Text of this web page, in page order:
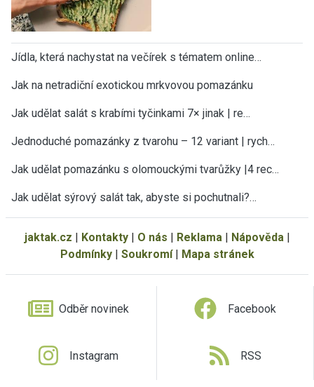
Jídla, která nachystat na večírek s tématem online…
Jak na netradiční exotickou mrkvovou pomazánku
Jak udělat salát s krabími tyčinkami 7× jinak | re…
Jednoduché pomazánky z tvarohu – 12 variant | rych…
Jak udělat pomazánku s olomouckými tvarůžky |4 rec…
Jak udělat sýrový salát tak, abyste si pochutnali?…
jaktak.cz | Kontakty| O nás | Reklama | Nápověda |
Podmínky| Soukromí| Mapa stránek
Odběr novinek Facebook
Instagram RSS